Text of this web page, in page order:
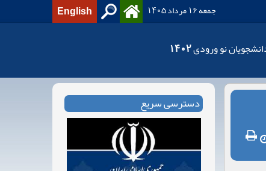
English جمعه 16 مرداد 1405
نو ورودی 1402
دسترسی سریع